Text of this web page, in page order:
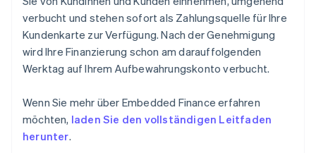
verbucht und stehen sofort als Zahlungsquelle für Ihre
Kundenkarte zur Verfügung. Nach der Genehmigung
wird Ihre Finanzierung schon am darauffolgenden
Werktag auf Ihrem Aufbewahrungskonto verbucht.
Wenn Sie mehr über Embedded Finance erfahren
möchten, laden Sie den vollständigen Leitfaden
herunter.
Japan
日本語 English
Kanada
EnglishFrançais
Kroatien
English
English
Liechtenstein
Deutsch